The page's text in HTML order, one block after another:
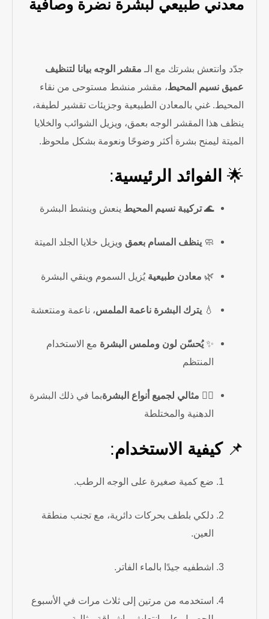
معدني طبيعي لبشرة نضرة وصافية
جدّد وانتعش بشرتك مع الـ مقشر الوجه بيانا لتنظيف
عميق نسيم المحيط، مقشر منشط مستوحى من نقاء
المحيط. غني بالمعادن الطبيعية وجزيئات تقشير لطيفة،
ينظف هذا المقشر الوجه بعمق، ويزيل الشوائب والخلايا
الميتة ليمنح بشرة أكثر وضوحًا ونعومة بشكل ملحوظ.
🌟 الفوائد الرئيسية:
🌊تركيبة نسيم المحيط ينعش وينشط البشرة
🧼 ينظف المسام بعمق ويزيل خلايا الجلد الميتة
🌿 معادن طبيعية يُزيل السموم وينقي البشرة
💧 يترك البشرة ناعمة الملمس، ناعمة ومنتعشة
✨يُحسّن لون وملمس البشرة مع الاستخدام
المنتظم
🧖‍♀️ مثالي لجميع أنواع البشرةبما في ذلك البشرة
الدهنية والمختلطة
📌كيفية الاستخدام:
ضع كمية صغيرة على الوجه الرطب.
دلكي بلطف بحركات دائرية، مع تجنب منطقة
العين.
اشطفيه جيدًا بالماء الفاتر.
استخدمه من مرتين إلى ثلاث مرات في الأسبوع